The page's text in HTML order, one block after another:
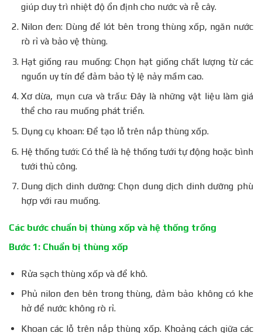
giúp duy trì nhiệt độ ổn định cho nước và rễ cây.
Nilon đen: Dùng để lót bên trong thùng xốp, ngăn nước
rò rỉ và bảo vệ thùng.
Hạt giống rau muống: Chọn hạt giống chất lượng từ các
nguồn uy tín để đảm bảo tỷ lệ nảy mầm cao.
Xơ dừa, mụn cưa và trấu: Đây là những vật liệu làm giá
thể cho rau muống phát triển.
Dụng cụ khoan: Để tạo lỗ trên nắp thùng xốp.
Hệ thống tưới: Có thể là hệ thống tưới tự động hoặc bình
tưới thủ công.
Dung dịch dinh dưỡng: Chọn dung dịch dinh dưỡng phù
hợp với rau muống.
Các bước chuẩn bị thùng xốp và hệ thống trồng
Bước 1: Chuẩn bị thùng xốp
Rửa sạch thùng xốp và để khô.
Phủ nilon đen bên trong thùng, đảm bảo không có khe
hở để nước không rò rỉ.
Khoan các lỗ trên nắp thùng xốp. Khoảng cách giữa các